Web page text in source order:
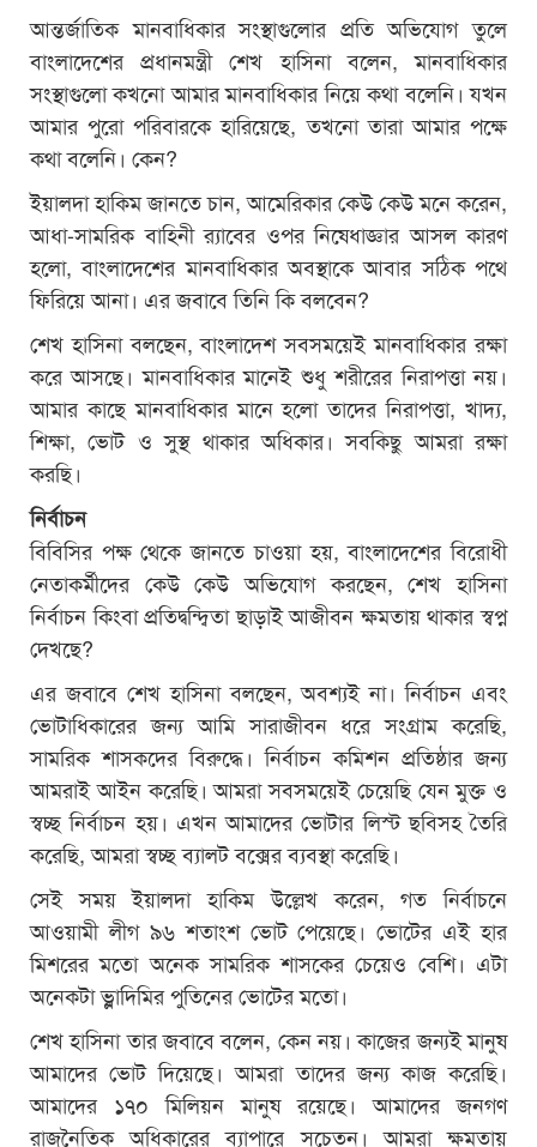
আন্তর্জাতিক মানবাধিকার সংস্থাগুলোর প্রতি অভিযোগ তুলে
বাংলাদেশের প্রধানমন্ত্রী শেখ হাসিনা বলেন, মানবাধিকার
সংস্থাগুলো কখনো আমার মানবাধিকার নিয়ে কথা বলেনি। যখন
আমার পুরো পরিবারকে হারিয়েছে, তখনো তারা আমার পক্ষে
কথা বলেনি। কেন?
ইয়ালদা হাকিম জানতে চান, আমেরিকার কেউ কেউ মনে করেন,
আধা-সামরিক বাহিনী র‍্যাবের ওপর নিষেধাজ্ঞার আসল কারণ
হলো, বাংলাদেশের মানবাধিকার অবস্থাকে আবার সঠিক পথে
ফিরিয়ে আনা। এর জবাবে তিনি কি বলবেন?
শেখ হাসিনা বলছেন, বাংলাদেশ সবসময়েই মানবাধিকার রক্ষা
করে আসছে। মানবাধিকার মানেই শুধু শরীরের নিরাপত্তা নয়।
আমার কাছে মানবাধিকার মানে হলো তাদের নিরাপত্তা, খাদ্য,
শিক্ষা, ভোট ও সুস্থ থাকার অধিকার। সবকিছু আমরা রক্ষা
করছি।
নির্বাচন
বিবিসির পক্ষ থেকে জানতে চাওয়া হয়, বাংলাদেশের বিরোধী
নেতাকর্মীদের কেউ কেউ অভিযোগ করছেন, শেখ হাসিনা
নির্বাচন কিংবা প্রতিদ্বন্দ্বিতা ছাড়াই আজীবন ক্ষমতায় থাকার স্বপ্ন
দেখছে?
এর জবাবে শেখ হাসিনা বলছেন, অবশ্যই না। নির্বাচন এবং
ভোটাধিকারের জন্য আমি সারাজীবন ধরে সংগ্রাম করেছি,
সামরিক শাসকদের বিরুদ্ধে। নির্বাচন কমিশন প্রতিষ্ঠার জন্য
আমরাই আইন করেছি। আমরা সবসময়েই চেয়েছি যেন মুক্ত ও
স্বচ্ছ নির্বাচন হয়। এখন আমাদের ভোটার লিস্ট ছবিসহ তৈরি
করেছি, আমরা স্বচ্ছ ব্যালট বক্সের ব্যবস্থা করেছি।
সেই সময় ইয়ালদা হাকিম উল্লেখ করেন, গত নির্বাচনে
আওয়ামী লীগ ৯৬ শতাংশ ভোট পেয়েছে। ভোটের এই হার
মিশরের মতো অনেক সামরিক শাসকের চেয়েও বেশি। এটা
অনেকটা ভ্লাদিমির পুতিনের ভোটের মতো।
শেখ হাসিনা তার জবাবে বলেন, কেন নয়। কাজের জন্যই মানুষ
আমাদের ভোট দিয়েছে। আমরা তাদের জন্য কাজ করেছি।
আমাদের ১৭০ মিলিয়ন মানুষ রয়েছে। আমাদের জনগণ
রাজনৈতিক অধিকারের ব্যাপারে সচেতন। আমরা ক্ষমতায়